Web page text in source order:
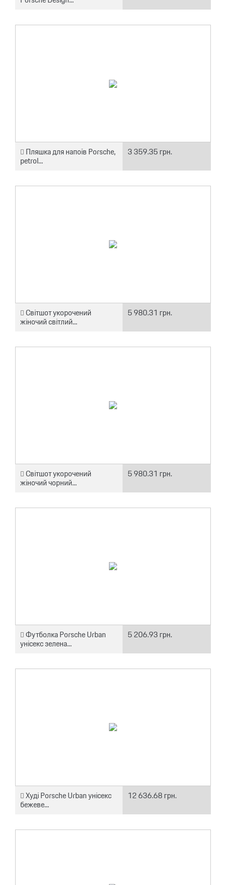
Пляшка для напоїв Porsche,
petrol...
3 359.35 грн.
Світшот укорочений
жіночий світлий...
5 980.31 грн.
Світшот укорочений
жіночий чорний...
5 980.31 грн.
Футболка Porsche Urban
унісекс зелена...
5 206.93 грн.
Худі Porsche Urban унісекс
бежеве...
12 636.68 грн.